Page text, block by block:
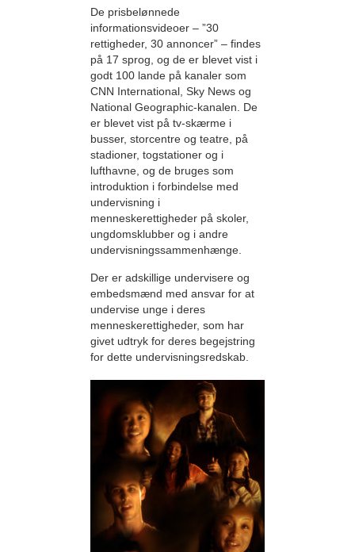
De prisbelønnede
informationsvideoer – ”30
rettigheder, 30 annoncer” – findes
på 17 sprog, og de er blevet vist i
godt 100 lande på kanaler som
CNN International, Sky News og
National Geographic-kanalen. De
er blevet vist på tv-skærme i
busser, storcentre og teatre, på
stadioner, togstationer og i
lufthavne, og de bruges som
introduktion i forbindelse med
undervisning i
menneskerettigheder på skoler,
ungdomsklubber og i andre
undervisningssammenhænge.
Der er adskillige undervisere og
embedsmænd med ansvar for at
undervise unge i deres
menneskerettigheder, som har
givet udtryk for deres begejstring
for dette undervisningsredskab.